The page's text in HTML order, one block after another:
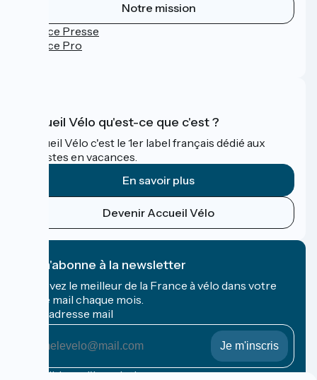
Notre mission
Espace Presse
Espace Pro
Accueil Vélo qu'est-ce que c'est ?
Accueil Vélo c'est le 1er label français dédié aux
cyclistes en vacances.
En savoir plus
Devenir Accueil Vélo
Je m'abonne à la newsletter
Recevez le meilleur de la France à vélo dans votre
boîte mail chaque mois.
Mon adresse mail
Mon
adresse
mail
Conditions d'inscription